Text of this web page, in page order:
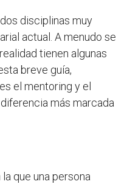
disciplinas muy
actual. A menudo se
tienen algunas
breve guía,
el mentoring y el
más marcada
que una persona